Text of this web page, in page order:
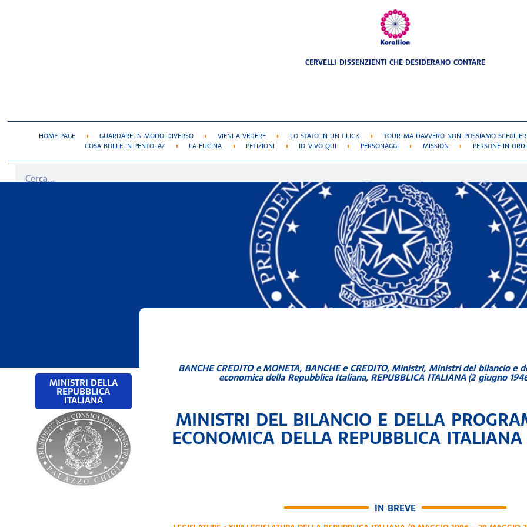
CERVELLI DISSENZIENTI CHE DESIDERANO CONTARE
HOME PAGE GUARDARE IN MODO DIVERSO VIENI A VEDERE LO STATO IN UN CLICK
TOUR-MA DAVVERO NON POSSIAMO
COSA BOLLE IN PENTOLA?
LA FUCINA PETIZIONI IO VIVO QUI PERSONAGGI MISSION PERSONE IN
MINISTRI DELLA
REPUBBLICA
ITALIANA
BANCHE CREDITO e MONETA, BANCHE e CREDITO,Ministri, Ministri del bilancio e
economica della Repubblica Italiana, REPUBBLICA ITALIANA (2 giugno
MINISTRI DEL BILANCIO E DELLA
ECONOMICA DELLA REPUBBLICA
IN BREVE